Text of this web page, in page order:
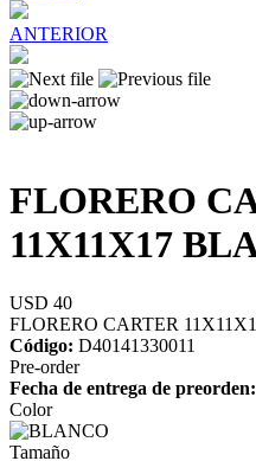
ANTERIOR
FLORERO
11X11X17
USD 40
FLORERO CARTER
Código: D40141330011
Pre-order
Fecha de entrega de preorden:
Color
Tamaño